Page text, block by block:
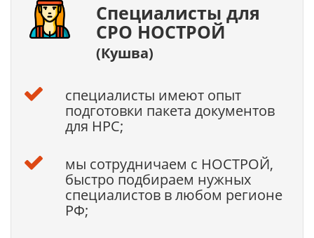
Специалисты для
СРО НОСТРОЙ
(Кушва)
специалисты имеют опыт
подготовки пакета документов
для НРС;
мы сотрудничаем с НОСТРОЙ,
быстро подбираем нужных
специалистов в любом регионе
РФ;